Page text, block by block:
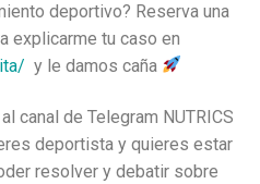
deportivo? Reserva una
explicarme tu caso en
y le damos caña
canal de Telegram NUTRICS
deportista y quieres estar
resolver y debatir sobre